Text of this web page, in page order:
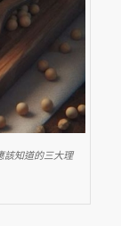
該知道的三大理